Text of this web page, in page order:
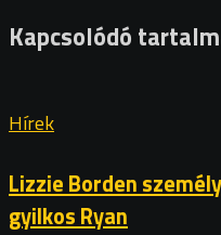
Kapcsolódó
Hírek
Lizzie Borden
gyilkos Ryan